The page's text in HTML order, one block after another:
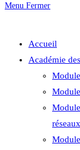
Menu Fermer
Accueil
Académie